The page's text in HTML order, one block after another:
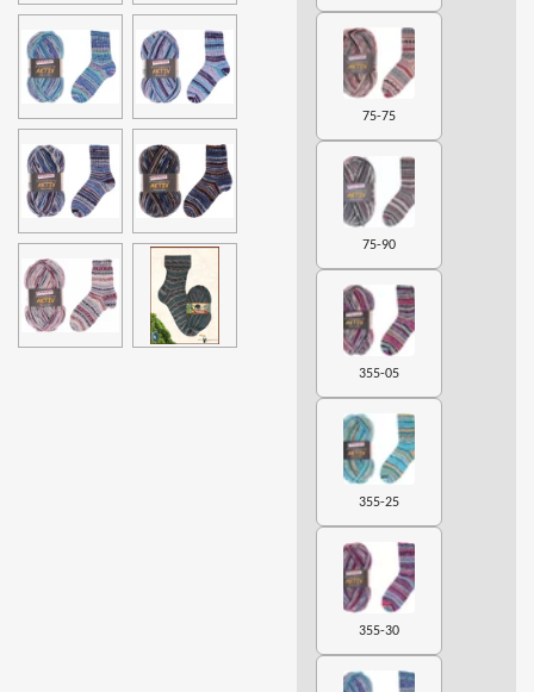
75-75
75-90
355-05
355-25
355-30